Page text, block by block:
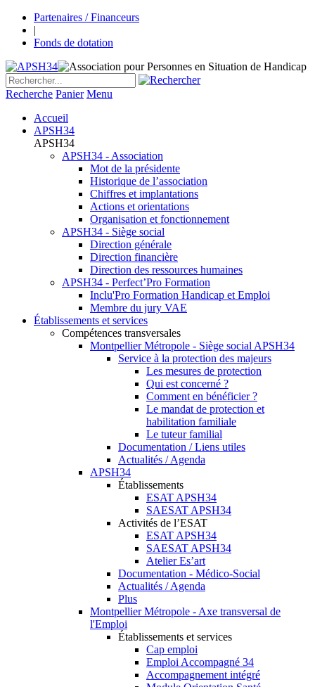
Partenaires / Financeurs
|
Fonds de dotation
Recherche Panier Menu
Accueil
APSH34
APSH34
APSH34 - Association
Mot de la présidente
Historique de l’association
Chiffres et implantations
Actions et orientations
Organisation et fonctionnement
APSH34 - Siège social
Direction générale
Direction financière
Direction des ressources humaines
APSH34 - Perfect’Pro Formation
Inclu'Pro Formation Handicap et Emploi
Membre du jury VAE
Établissements et services
Compétences transversales
Montpellier Métropole - Siège social APSH34
Service à la protection des majeurs
Les mesures de protection
Qui est concerné ?
Comment en bénéficier ?
Le mandat de protection et
habilitation familiale
Le tuteur familial
Documentation / Liens utiles
Actualités / Agenda
APSH34
Établissements
ESAT APSH34
SAESAT APSH34
Activités de l’ESAT
ESAT APSH34
SAESAT APSH34
Atelier Es’art
Documentation - Médico-Social
Actualités / Agenda
Plus
Montpellier Métropole - Axe transversal de
l'Emploi
Établissements et services
Cap emploi
Emploi Accompagné 34
Accompagnement intégré